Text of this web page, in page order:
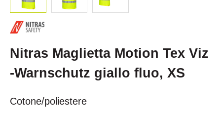
Nitras Maglietta Motion Tex Viz
-Warnschutz giallo fluo, XS
Cotone/poliestere